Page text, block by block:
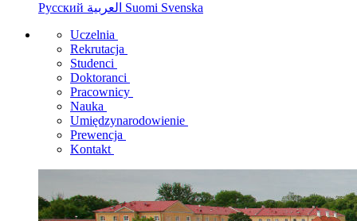
Русский
Suomi Svenska
Uczelnia
Rekrutacja
Studenci
Doktoranci
Pracownicy
Nauka
Umiędzynarodowienie
Prewencja
Kontakt